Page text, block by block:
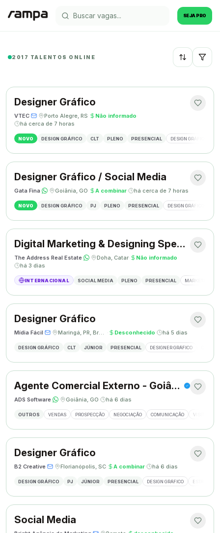
SEJA PRO
2017 TALENTOS ONLINE Recentes
Designer Gráfico
VTEC· · Porto Alegre, RS· Não informado·
há cerca de 7 horas
NOVO DESIGN GRÁFICO CLT PLENO PRESENCIAL DESIGN GRÁFICO
Designer Gráfico / Social Media
Gata Fina· · Goiânia, GO· A combinar· há cerca de 7 horas
NOVO DESIGN GRÁFICO PJ PLENO PRESENCIAL DESIGN GRÁFICO
Digital Marketing & Designing Specialist
The Address Real Estate· · Doha, Catar· Não informado·
há 3 dias
INTERNACIONAL SOCIAL MEDIA PLENO PRESENCIAL MARKETING
Designer Gráfico
Mídia Fácil· · Maringá, PR, Brasil · Desconhecido· há 5 dias
DESIGN GRÁFICO CLT JÚNIOR PRESENCIAL DESIGNER GRÁFICO
Agente Comercial Externo - Goiânia
ADS Software· · Goiânia, GO· há 6 dias
OUTROS VENDAS PROSPECÇÃO NEGOCIAÇÃO COMUNICAÇÃO VISITAS
Designer Gráfico
B2 Creative· · Florianópolis, SC· A combinar· há 6 dias
DESIGN GRÁFICO PJ JÚNIOR PRESENCIAL DESIGN GRÁFICO ESTÁGIO
Social Media